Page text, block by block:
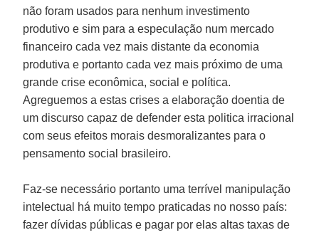
não foram usados para nenhum investimento
produtivo e sim para a especulação num mercado
financeiro cada vez mais distante da economia
produtiva e portanto cada vez mais próximo de uma
grande crise econômica, social e política.
Agreguemos a estas crises a elaboração doentia de
um discurso capaz de defender esta politica irracional
com seus efeitos morais desmoralizantes para o
pensamento social brasileiro.
Faz-se necessário portanto uma terrível manipulação
intelectual há muito tempo praticadas no nosso país:
fazer dívidas públicas e pagar por elas altas taxas de